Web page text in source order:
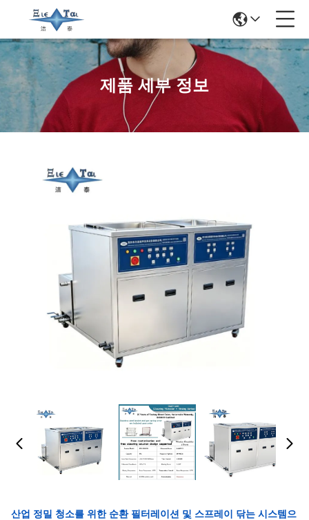
제품 세부 정보
산업 정밀 청소를 위한 순환 필터레이션 및 스프레이 닦는 시스템으